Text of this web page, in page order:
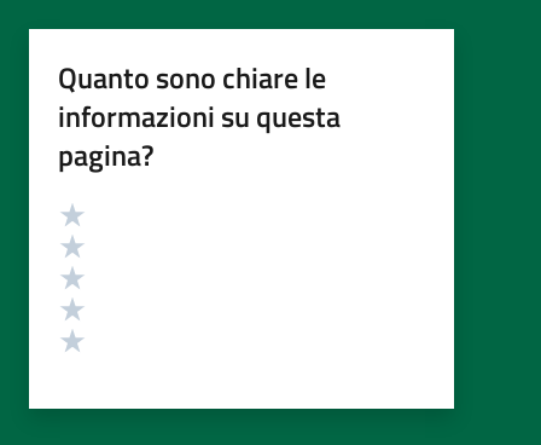
Quanto sono chiare le
informazioni su questa
pagina?
Valutazione